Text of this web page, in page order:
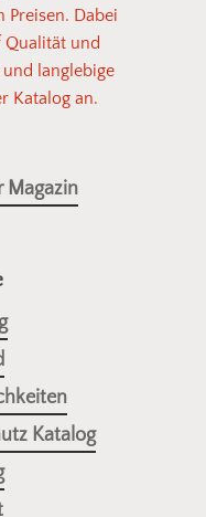
Preisen. Dabei
und
langlebige
Katalog an.
Magazin
Katalog